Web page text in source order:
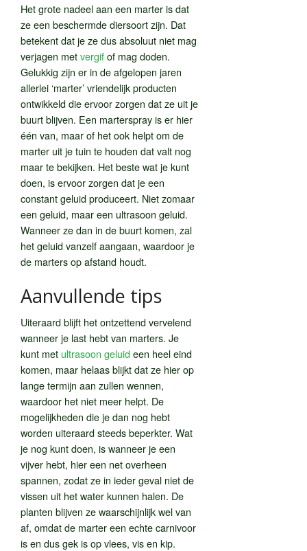
Het grote nadeel aan een marter is dat
ze een beschermde diersoort zijn. Dat
betekent dat je ze dus absoluut niet mag
verjagen metvergifof mag doden.
Gelukkig zijn er in de afgelopen jaren
allerlei ‘marter’ vriendelijk producten
ontwikkeld die ervoor zorgen dat ze uit je
buurt blijven. Een marterspray is er hier
één van, maar of het ook helpt om de
marter uit je tuin te houden dat valt nog
maar te bekijken. Het beste wat je kunt
doen, is ervoor zorgen dat je een
constant geluid produceert. Niet zomaar
een geluid, maar een ultrasoon geluid.
Wanneer ze dan in de buurt komen, zal
het geluid vanzelf aangaan, waardoor je
de marters op afstand houdt.
Aanvullende tips
Uiteraard blijft het ontzettend vervelend
wanneer je last hebt van marters. Je
kunt met ultrasoon geluid een heel eind
komen, maar helaas blijkt dat ze hier op
lange termijn aan zullen wennen,
waardoor het niet meer helpt. De
mogelijkheden die je dan nog hebt
worden uiteraard steeds beperkter. Wat
je nog kunt doen, is wanneer je een
vijver hebt, hier een net overheen
spannen, zodat ze in ieder geval niet de
vissen uit het water kunnen halen. De
planten blijven ze waarschijnlijk wel van
af, omdat de marter een echte carnivoor
is en dus gek is op vlees, vis en kip.